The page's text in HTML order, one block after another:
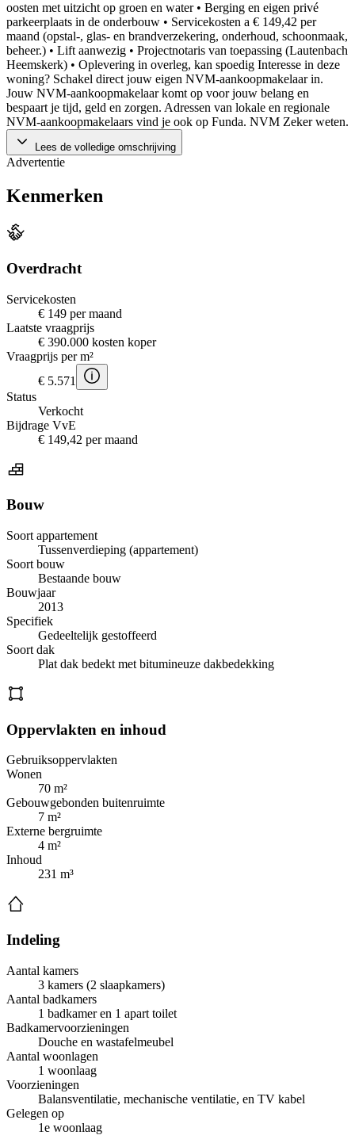
oosten met uitzicht op groen en water • Berging en eigen privé
parkeerplaats in de onderbouw • Servicekosten a € 149,42 per
maand (opstal-, glas- en brandverzekering, onderhoud, schoonmaak,
beheer.) • Lift aanwezig • Projectnotaris van toepassing (Lautenbach
Heemskerk) • Oplevering in overleg, kan spoedig Interesse in deze
woning? Schakel direct jouw eigen NVM-aankoopmakelaar in.
Jouw NVM-aankoopmakelaar komt op voor jouw belang en
bespaart je tijd, geld en zorgen. Adressen van lokale en regionale
NVM-aankoopmakelaars vind je ook op Funda. NVM Zeker weten.
Lees de volledige omschrijving
Advertentie
Kenmerken
Overdracht
Servicekosten
€ 149 per maand
Laatste vraagprijs
€ 390.000 kosten koper
Vraagprijs per m²
€ 5.571
Status
Verkocht
Bijdrage VvE
€ 149,42 per maand
Bouw
Soort appartement
Tussenverdieping (appartement)
Soort bouw
Bestaande bouw
Bouwjaar
2013
Specifiek
Gedeeltelijk gestoffeerd
Soort dak
Plat dak bedekt met bitumineuze dakbedekking
Oppervlakten en inhoud
Gebruiksoppervlakten
Wonen
70 m²
Gebouwgebonden buitenruimte
7 m²
Externe bergruimte
4 m²
Inhoud
231 m³
Indeling
Aantal kamers
3 kamers (2 slaapkamers)
Aantal badkamers
1 badkamer en 1 apart toilet
Badkamervoorzieningen
Douche en wastafelmeubel
Aantal woonlagen
1 woonlaag
Voorzieningen
Balansventilatie, mechanische ventilatie, en TV kabel
Gelegen op
1e woonlaag